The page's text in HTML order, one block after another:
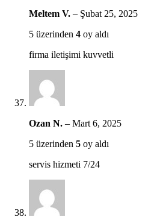
Meltem V. – Şubat 25, 2025
5 üzerinden 4 oy aldı
firma iletişimi kuvvetli
Ozan N. – Mart 6, 2025
5 üzerinden 5 oy aldı
servis hizmeti 7/24